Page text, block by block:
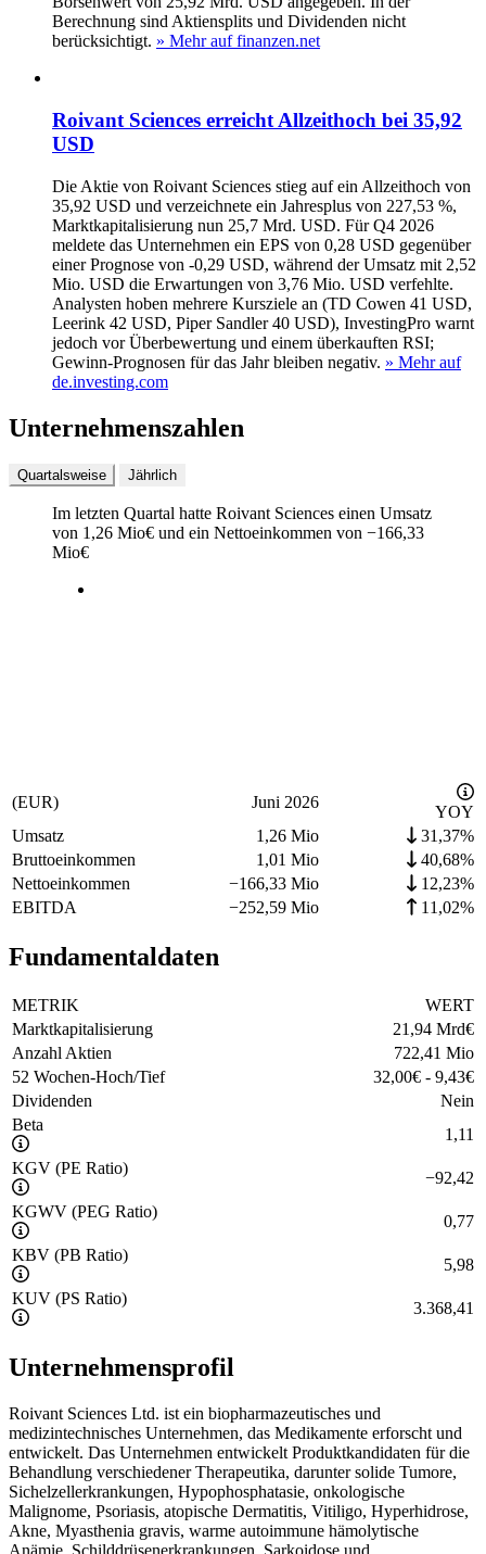
Berechnung sind Aktiensplits und Dividenden nicht
berücksichtigt. » Mehr auf finanzen.net
Roivant Sciences erreicht Allzeithoch bei 35,92
USD
Die Aktie von Roivant Sciences stieg auf ein Allzeithoch von
35,92 USD und verzeichnete ein Jahresplus von 227,53 %,
Marktkapitalisierung nun 25,7 Mrd. USD. Für Q4 2026
meldete das Unternehmen ein EPS von 0,28 USD gegenüber
einer Prognose von -0,29 USD, während der Umsatz mit 2,52
Mio. USD die Erwartungen von 3,76 Mio. USD verfehlte.
Analysten hoben mehrere Kursziele an (TD Cowen 41 USD,
Leerink 42 USD, Piper Sandler 40 USD), InvestingPro warnt
jedoch vor Überbewertung und einem überkauften RSI;
Gewinn-Prognosen für das Jahr bleiben negativ. » Mehr auf
de.investing.com
Unternehmenszahlen
Quartalsweise Jährlich
Im letzten Quartal hatte Roivant Sciences einen Umsatz
von 1,26 Mio€ und ein Nettoeinkommen von −166,33
Mio€
(EUR) Juni 2026
YOY
Umsatz
1,26 Mio
31,37%
Bruttoeinkommen
1,01 Mio
40,68%
Nettoeinkommen
−166,33 Mio
12,23%
EBITDA
−252,59 Mio 11,02%
Fundamentaldaten
METRIK
WERT
Marktkapitalisierung
21,94 Mrd€
Anzahl Aktien
722,41 Mio
52 Wochen-Hoch/Tief
32,00€ - 9,43€
Dividenden
Nein
Beta
1,11
KGV (PE Ratio)
−92,42
KGWV (PEG Ratio)
0,77
KBV (PB Ratio)
5,98
KUV (PS Ratio)
3.368,41
Unternehmensprofil
Roivant Sciences Ltd. ist ein biopharmazeutisches und
medizintechnisches Unternehmen, das Medikamente erforscht und
entwickelt. Das Unternehmen entwickelt Produktkandidaten für die
Behandlung verschiedener Therapeutika, darunter solide Tumore,
Sichelzellerkrankungen, Hypophosphatasie, onkologische
Malignome, Psoriasis, atopische Dermatitis, Vitiligo, Hyperhidrose,
Akne, Myasthenia gravis, warme autoimmune hämolytische
Anämie, Schilddrüsenerkrankungen, Sarkoidose und